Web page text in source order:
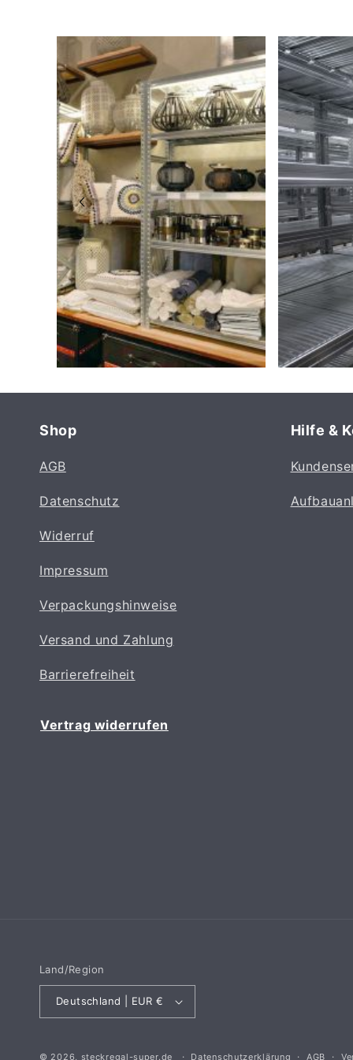
Shop
AGB
Datenschutz
Widerruf
Impressum
Verpackungshinweise
Versand und Zahlung
Barrierefreiheit
Hilfe &
Vertrag widerrufen
Land/Region
Deutschland | EUR €
© 2026, steckregal-super.de Datenschutzerklärung AGB